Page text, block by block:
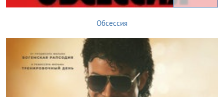
Обсессия